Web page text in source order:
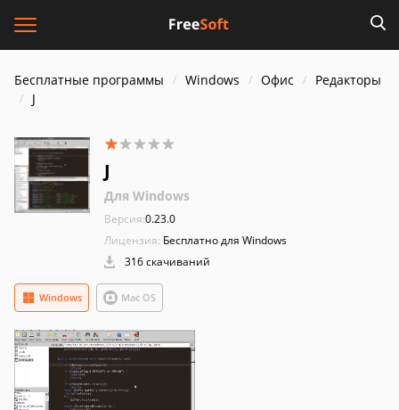
Бесплатные программы Windows Офис
Редакторы
J
J
Для Windows
Версия:0.23.0
Лицензия: Бесплатно для Windows
316 скачиваний
Windows Mac OS